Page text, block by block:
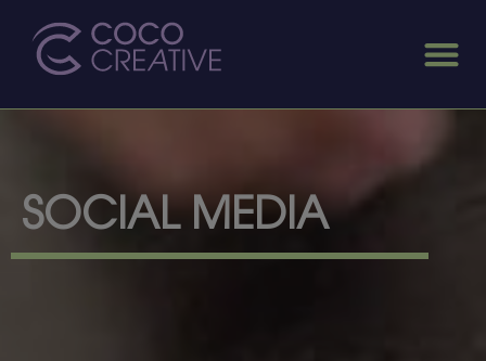
SOCIAL MEDIA